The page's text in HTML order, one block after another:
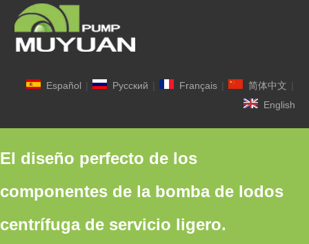
Español | Pусский | Français | 简体中文 |
English
El diseño perfecto de los
componentes de la bomba de lodos
centrífuga de servicio ligero.